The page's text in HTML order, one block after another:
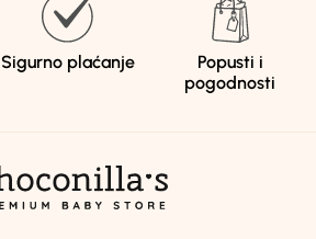
Sigurno plaćanje
Popusti i
pogodnosti